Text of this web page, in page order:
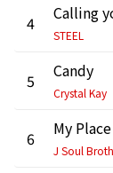
4 Calling
STEEL
5 Candy
Crystal Kay
6 My Place
J Soul